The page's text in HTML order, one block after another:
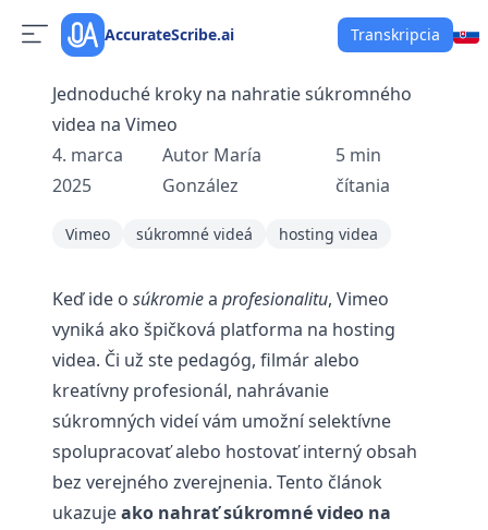
AccurateScribe.ai Transkripcia
Jednoduché kroky na nahratie súkromného
videa na Vimeo
4. marca
2025
Autor María
González
5 min
čítania
Vimeo súkromné videá hosting videa
Keď ide o súkromiea profesionalitu, Vimeo
vyniká ako špičková platforma na hosting
videa. Či už ste pedagóg, filmár alebo
kreatívny profesionál, nahrávanie
súkromných videí vám umožní selektívne
spolupracovať alebo hostovať interný obsah
bez verejného zverejnenia. Tento článok
ukazujeako nahrať súkromné video na